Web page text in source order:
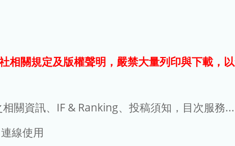
相關規定及版權聲明，嚴禁大量列印與下載，
關資訊、IF & Ranking、投稿須知，目次服務
線使用